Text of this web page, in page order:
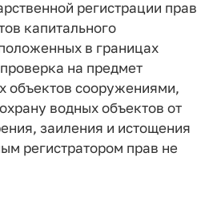
регистрации прав
капитального
в границах
на предмет
объектов сооружениями,
водных объектов от
заиления и истощения
регистратором прав не